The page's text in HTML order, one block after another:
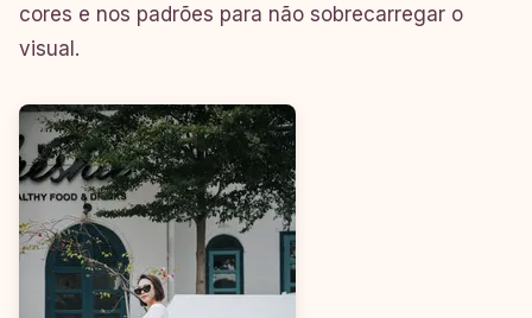
cores e nos padrões para não sobrecarregar o
visual.